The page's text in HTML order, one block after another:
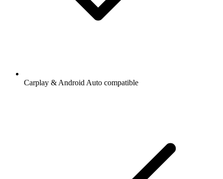
Carplay & Android Auto compatible